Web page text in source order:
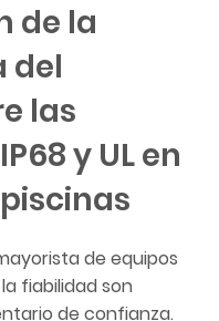
de la
del
las
y UL en
de equipos
fiabilidad son
de confianza.